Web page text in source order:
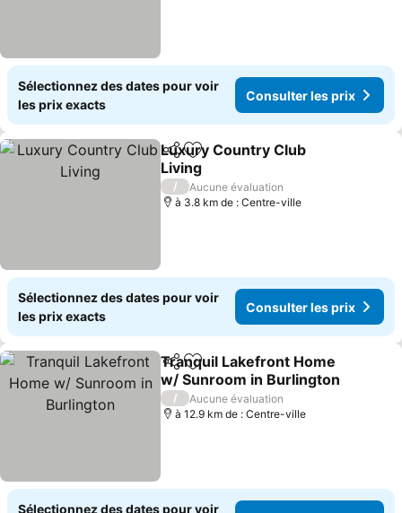
Sélectionnez des dates pour voir
les prix exacts
Consulter les prix
PartagerAjouter à mes favoris
Luxury Country Club
Living
/
Aucune évaluation
à 3.8 km de : Centre-ville
Sélectionnez des dates pour voir
les prix exacts
Consulter les prix
PartagerAjouter à mes favoris
Tranquil Lakefront Home
w/ Sunroom in Burlington
/
Aucune évaluation
à 12.9 km de : Centre-ville
Sélectionnez des dates pour voir